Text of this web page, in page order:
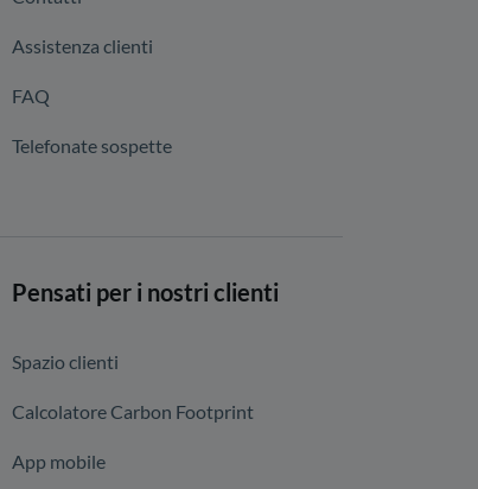
Assistenza clienti
FAQ
Telefonate sospette
Pensati per i nostri clienti
Spazio clienti
Calcolatore Carbon Footprint
App mobile